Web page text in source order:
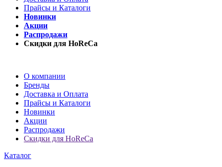
Прайсы и Каталоги
Новинки
Акции
Распродажи
Скидки для HoReCa
О компании
Бренды
Доставка и Оплата
Прайсы и Каталоги
Новинки
Акции
Распродажи
Скидки для HoReCa
Каталог